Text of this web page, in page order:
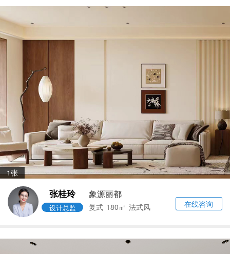
1张
张桂玲
设计总监
象源丽都
复式 180㎡ 法式风 在线咨询